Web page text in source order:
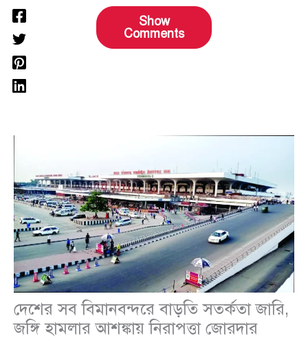
Show
Comments
দেশের সব বিমানবন্দরে বাড়তি সতর্কতা জারি,
জঙ্গি হামলার আশঙ্কায় নিরাপত্তা জোরদার